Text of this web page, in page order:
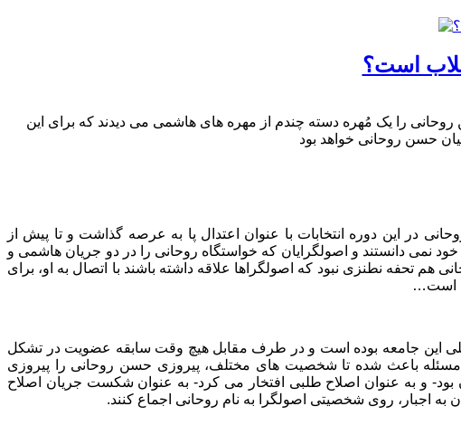
است؟
را یک مُهره دسته چندم از مهره های هاشمی می دیدند که برای این
این دوره انتخابات با عنوان اعتدال پا به عرصه گذاشت و تا پیش از
نمی دانستند و اصولگرایان که خواستگاه روحانی را در دو جریان هاشمی و
تحفه نطنزی نبود که اصولگراها علاقه داشته باشند با اتصال به او، برای
است…
این جامعه بوده است و در طرف مقابل هیچ وقت سابقه عضویت در تشکل
مسئله باعث شده تا شخصیت های مختلف، پیروزی حسن روحانی را پیروزی
بود- و به عنوان اصلاح طلبی افتخار می کرد- به عنوان شکست جریان اصلاح
اجبار، روی شخصیتی اصولگرا به نام روحانی اجماع کنند.